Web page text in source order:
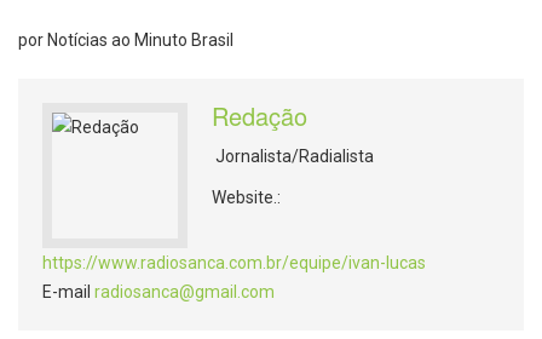
por Notícias ao Minuto Brasil
Redação
Jornalista/Radialista
Website.:
https://www.radiosanca.com.br/equipe/ivan-lucas
E-mail radiosanca@gmail.com